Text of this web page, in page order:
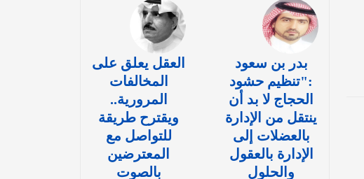
بدر بن سعود
:"تنظيم حشود
الحجاج لا بد أن
ينتقل من الإدارة
بالعضلات إلى
الإدارة بالعقول
والحلول
العقل يعلق على
المخالفات
المرورية..
ويقترح طريقة
للتواصل مع
المعترضين
بالصوت